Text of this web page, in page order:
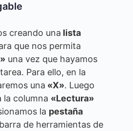
creando una lista
que nos permita
una vez que hayamos
Para ello, en la
una «X». Luego
la columna «Lectura»
la pestaña
de herramientas de